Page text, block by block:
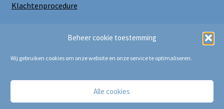
Beheer cookie toestemming
Wij gebruiken cookies om onze website en onze service te optimaliseren.
Alle cookies
Klachtenprocedure
Copyright Bij Cora 2025